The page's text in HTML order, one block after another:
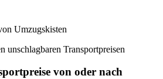
Umzugskisten
unschlagbaren Transportpreisen
von oder nach